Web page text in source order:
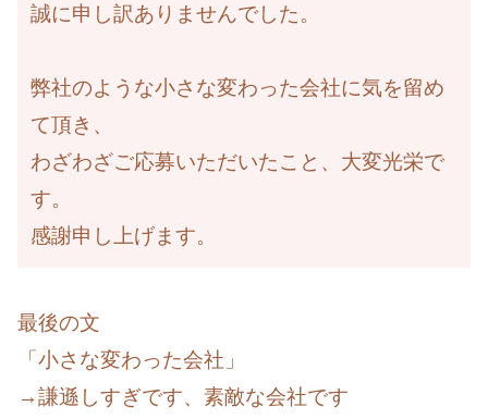
誠に申し訳ありませんでした。
弊社のような小さな変わった会社に気を留め
て頂き、
わざわざご応募いただいたこと、大変光栄で
す。
感謝申し上げます。
最後の文
「小さな変わった会社」
→謙遜しすぎです、素敵な会社です